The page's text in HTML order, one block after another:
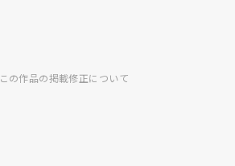
この作品の掲載修正について